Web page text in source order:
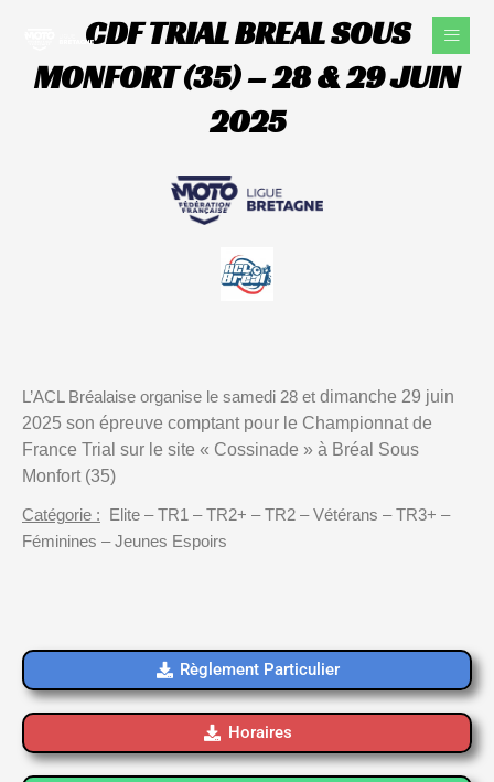
contenu
CDF TRIAL BREAL SOUS
MONFORT (35) – 28 & 29 JUIN
2025
L’ACL Bréalaise organise le samedi 28 et dimanche 29 juin
2025 son épreuve comptant pour le Championnat de
France Trial sur le site « Cossinade » à Bréal Sous
Monfort (35)
Catégorie : Elite – TR1 – TR2+ – TR2 – Vétérans – TR3+ –
Féminines – Jeunes Espoirs
Règlement Particulier
Horaires